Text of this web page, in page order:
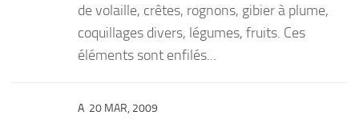
de volaille, crêtes, rognons, gibier à plume,
coquillages divers, légumes, fruits. Ces
éléments sont enfilés...
A 20 MAR, 2009